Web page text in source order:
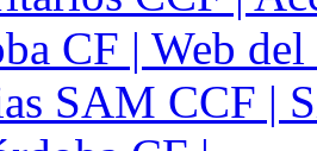
CF | Web
SAM CCF |